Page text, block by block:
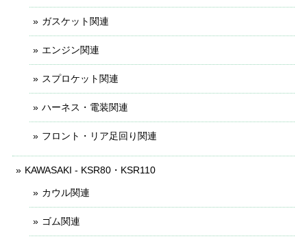
ガスケット関連
エンジン関連
スプロケット関連
ハーネス・電装関連
フロント・リア足回り関連
KAWASAKI - KSR80・KSR110
カウル関連
ゴム関連